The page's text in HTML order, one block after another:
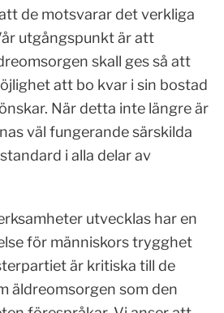
de motsvarar det verkliga
utgångspunkt är att
skall ges så att
att bo kvar i sin bostad
När detta inte längre är
väl fungerande särskilda
i alla delar av
utvecklas har en
för människors trygghet
är kritiska till de
äldreomsorgen som den